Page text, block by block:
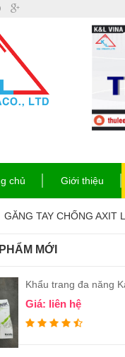
chủ Giới thiệu
GĂNG TAY CHỐNG AXIT
MỚI
Khẩu trang đa năng
Giá: liên hệ